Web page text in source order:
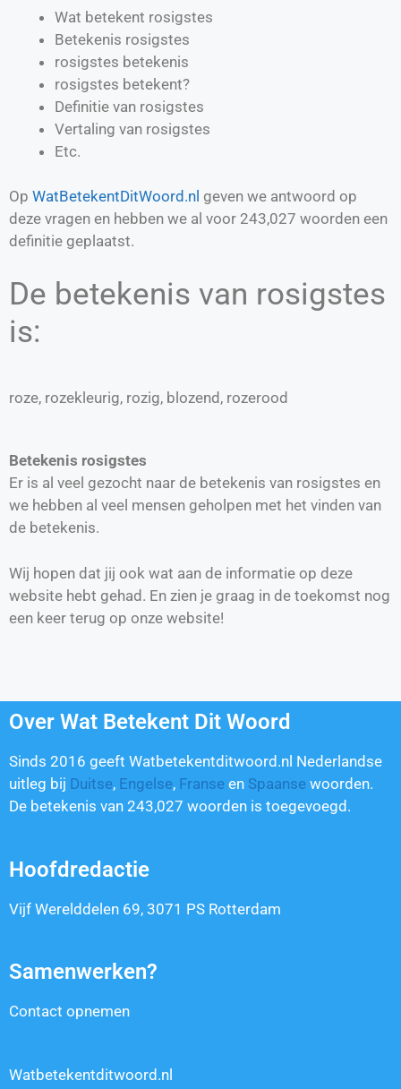
Wat betekent rosigstes
Betekenis rosigstes
rosigstes betekenis
rosigstes betekent?
Definitie van rosigstes
Vertaling van rosigstes
Etc.
Op WatBetekentDitWoord.nl geven we antwoord op
deze vragen en hebben we al voor 243,027 woorden een
definitie geplaatst.
De betekenis van rosigstes
is:
roze, rozekleurig, rozig, blozend, rozerood
Betekenis rosigstes
Er is al veel gezocht naar de betekenis van rosigstes en
we hebben al veel mensen geholpen met het vinden van
de betekenis.
Wij hopen dat jij ook wat aan de informatie op deze
website hebt gehad. En zien je graag in de toekomst nog
een keer terug op onze website!
Over Wat Betekent Dit Woord
Sinds 2016 geeft Watbetekentditwoord.nl Nederlandse
uitleg bij Duitse, Engelse, Franse en Spaanse woorden.
De betekenis van 243,027 woorden is toegevoegd.
Hoofdredactie
Vijf Werelddelen 69, 3071 PS Rotterdam
Samenwerken?
Contact opnemen
Watbetekentditwoord.nl